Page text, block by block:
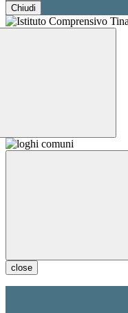
Chiudi
close